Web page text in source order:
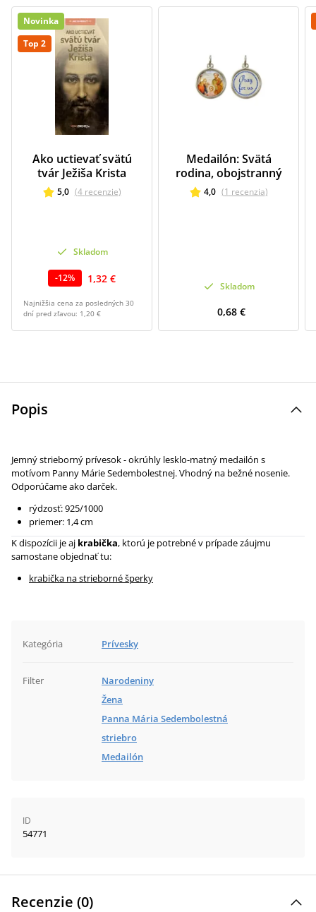
Novinka
Top 2
Ako uctievať svätú
tvár Ježiša Krista
5,0 (4 recenzie)
Skladom
-12% 1,32 €
Najnižšia cena za posledných 30
dní pred zľavou: 1,20 €
Medailón: Svätá
rodina, obojstranný
4,0 (1 recenzia)
Skladom
0,68 €
Popis
Jemný strieborný prívesok - okrúhly lesklo-matný medailón s
motívom Panny Márie Sedembolestnej. Vhodný na bežné nosenie.
Odporúčame ako darček.
rýdzosť: 925/1000
priemer: 1,4 cm
K dispozícii je aj krabička, ktorú je potrebné v prípade záujmu
samostane objednať tu:
krabička na strieborné šperky
Kategória Prívesky
Filter
Narodeniny
Žena
Panna Mária Sedembolestná
striebro
Medailón
ID
54771
Recenzie (0)